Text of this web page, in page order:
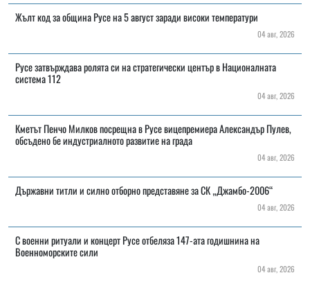
Жълт код за община Русе на 5 август заради високи температури
04 авг, 2026
Русе затвърждава ролята си на стратегически център в Националната
система 112
04 авг, 2026
Кметът Пенчо Милков посрещна в Русе вицепремиера Александър Пулев,
обсъдено бе индустриалното развитие на града
04 авг, 2026
Държавни титли и силно отборно представяне за СК „Джамбо-2006“
04 авг, 2026
С военни ритуали и концерт Русе отбеляза 147-ата годишнина на
Военноморските сили
04 авг, 2026